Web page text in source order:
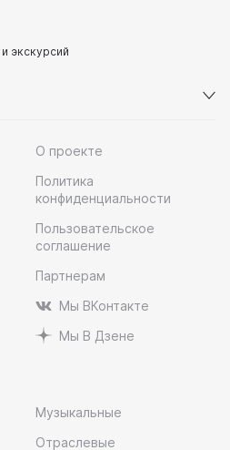
экскурсий
О проекте
Политика
конфиденциальности
Пользовательское
соглашение
Партнерам
Мы ВКонтакте
Мы В Дзене
Музыкальные
Отраслевые